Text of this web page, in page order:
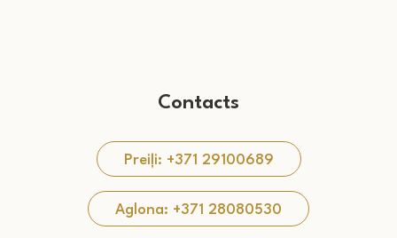
Contacts
Preiļi: +371 29100689
Aglona: +371 28080530